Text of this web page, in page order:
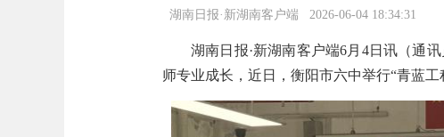
湖南日报·新湖南客户端 2026-06-04 18:34:31
湖南日报·新湖南客户端6月4日讯（通讯
师专业成长， 近日 ， 衡阳市六中举行“青蓝工